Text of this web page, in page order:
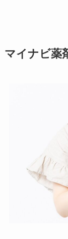
マイナビ薬